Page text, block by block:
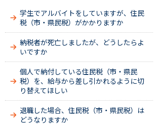
学生でアルバイトをしていますが、住民
税（市・県民税）がかかりますか
納税者が死亡しましたが、どうしたらよ
いですか
個人で納付している住民税（市・県民
税）を、給与から差し引かれるように切
り替えてほしい
退職した場合、住民税（市・県民税）は
どうなりますか